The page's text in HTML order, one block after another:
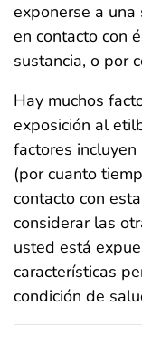
exponerse a
en contacto con
sustancia, o por
Hay muchos
exposición al
factores
(por cuanto
contacto con
considerar las
usted está
características
condición de